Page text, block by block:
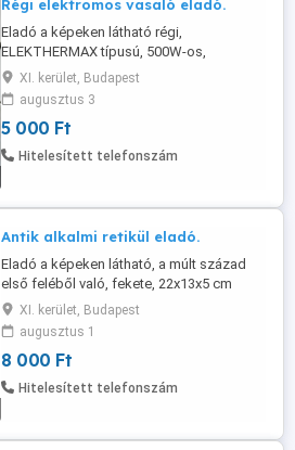
Régi elektromos vasaló eladó.
Eladó a képeken látható régi,
ELEKTHERMAX típusú, 500W-os,
működőképes, elektromos vasaló.
Személyes átvétellel a 11. kerületben.
Telefon .
XI. kerület, Budapest
augusztus 3
5 000 Ft
Hitelesített telefonszám
Antik alkalmi retikül eladó.
Eladó a képeken látható, a múlt század
első feléből való, fekete, 22x13x5 cm
méretű, keveset használt, alkalmi, színházi
kis táska, belül selyem béléssel.
Személyes átvétellel a 11. kerületben.
Telefon
XI. kerület, Budapest
augusztus 1
8 000 Ft
Hitelesített telefonszám